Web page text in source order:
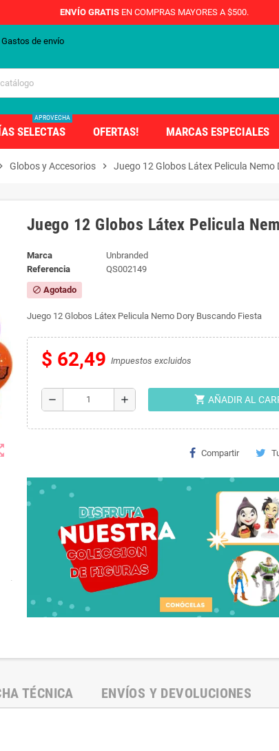
ENVÍO GRATIS EN COMPRAS MAYORES A $500.
Gastos de envío
SELECTAS
APROVECHA
OFERTAS! MARCAS ESPECIALES
chevron_right Globos y Accesorios chevron_right Juego 12 Globos Látex Pelicula Nemo
.
Juego 12 Globos Látex Pelicula
Marca
Unbranded
Referencia
QS002149
block Agotado
Juego 12 Globos Látex Pelicula Nemo Dory Buscando Fiesta
$ 62,49 Impuestos excluidos
remove add shopping_cart AÑADIR AL
Compartir
TÉCNICA ENVÍOS Y DEVOLUCIONES